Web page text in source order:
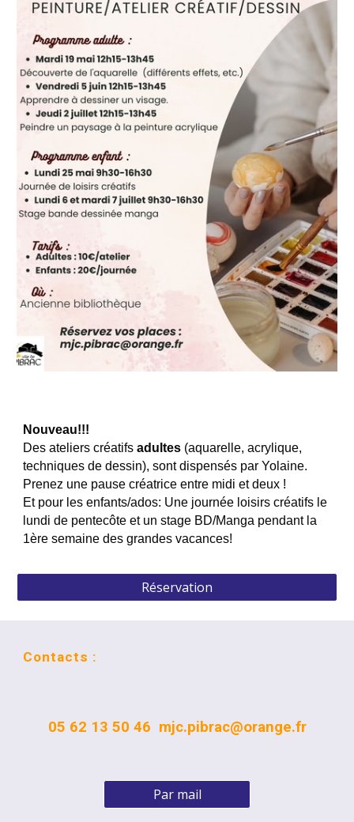
Nouveau!!!
Des ateliers créatifsadultes (aquarelle, acrylique,
techniques de dessin), sont dispensés par Yolaine.
Prenez une pause créatrice entre midi et deux !
Et pour les enfants/ados: Une journée loisirs créatifs le
lundi de pentecôte et un stage BD/Manga pendant la
1ère semaine des grandes vacances!
Réservation
Contacts :
05 62 13 50 46 mjc.pibrac@orange.fr
Par mail